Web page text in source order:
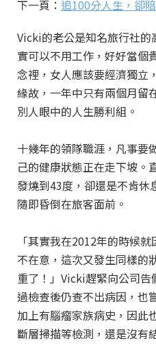
下一頁： 追100分人生，卻
Vicki的老公是知名旅行社
實可以不用工作，好好當個
念裡，女人應該要經濟獨立
緣故，一年中只有兩個月留
別人眼中的人生勝利組。
十幾年的領隊職涯，凡事要
己的健康狀態正在走下坡。
發燒到43度，卻還是不肯休
隨即昏倒在旅客面前。
「其實我在2012年的時候
不在意，這次又發生同樣的
重了！」Vicki趕緊向公司
過檢查後仍查不出病因，也
加上有腦瘤家族病史，因此
斷層掃描等檢測，還是沒有